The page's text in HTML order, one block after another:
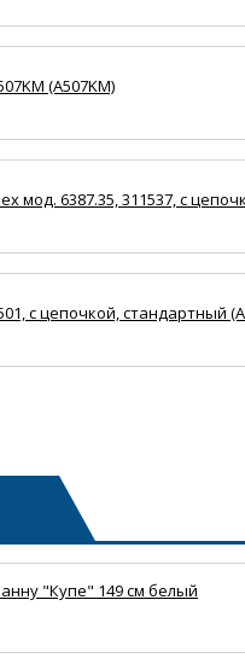
(A507KM)
мод. 6387.35, 311537, с
с цепочкой, стандартный
"Купе" 149 см белый